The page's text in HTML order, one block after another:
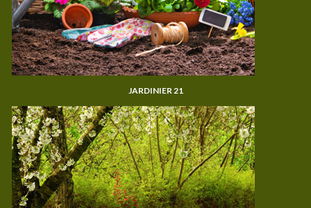
JARDINIER 21